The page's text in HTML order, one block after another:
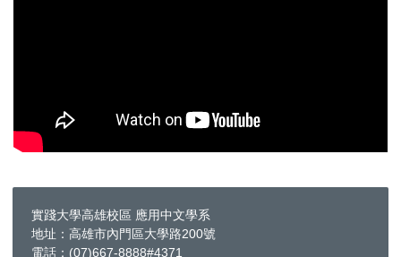
實踐大學高雄校區 應用中文學系
地址：高雄市內門區大學路200號
電話：(07)667-8888#4371